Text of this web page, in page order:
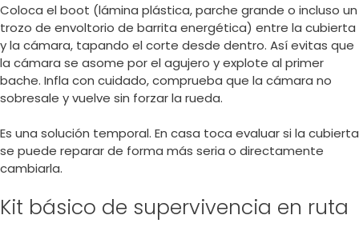
Coloca el boot (lámina plástica, parche grande o incluso un
trozo de envoltorio de barrita energética) entre la cubierta
y la cámara, tapando el corte desde dentro. Así evitas que
la cámara se asome por el agujero y explote al primer
bache. Infla con cuidado, comprueba que la cámara no
sobresale y vuelve sin forzar la rueda.
Es una solución temporal. En casa toca evaluar si la cubierta
se puede reparar de forma más seria o directamente
cambiarla.
Kit básico de supervivencia en ruta